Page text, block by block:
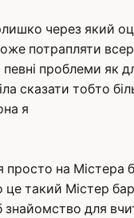
через який
потрапляти
певні проблеми як
сказати тобто
я
просто на Містера
такий Містер
для